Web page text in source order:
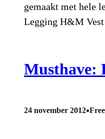
gemaakt met hele
Legging H&M
Musthave:
24 november 2012•Free